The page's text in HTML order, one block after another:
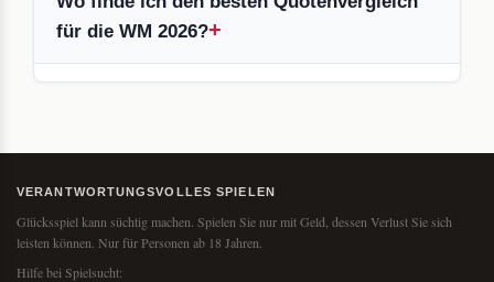
für die WM 2026?
VERANTWORTUNGSVOLLES SPIELEN
Glücksspiel kann süchtig machen. Spielen Sie nur mit Geld, dessen Verlust Sie sich
leisten können. Nur für Personen ab 18 Jahren.
Hilfe bei Spielsucht: